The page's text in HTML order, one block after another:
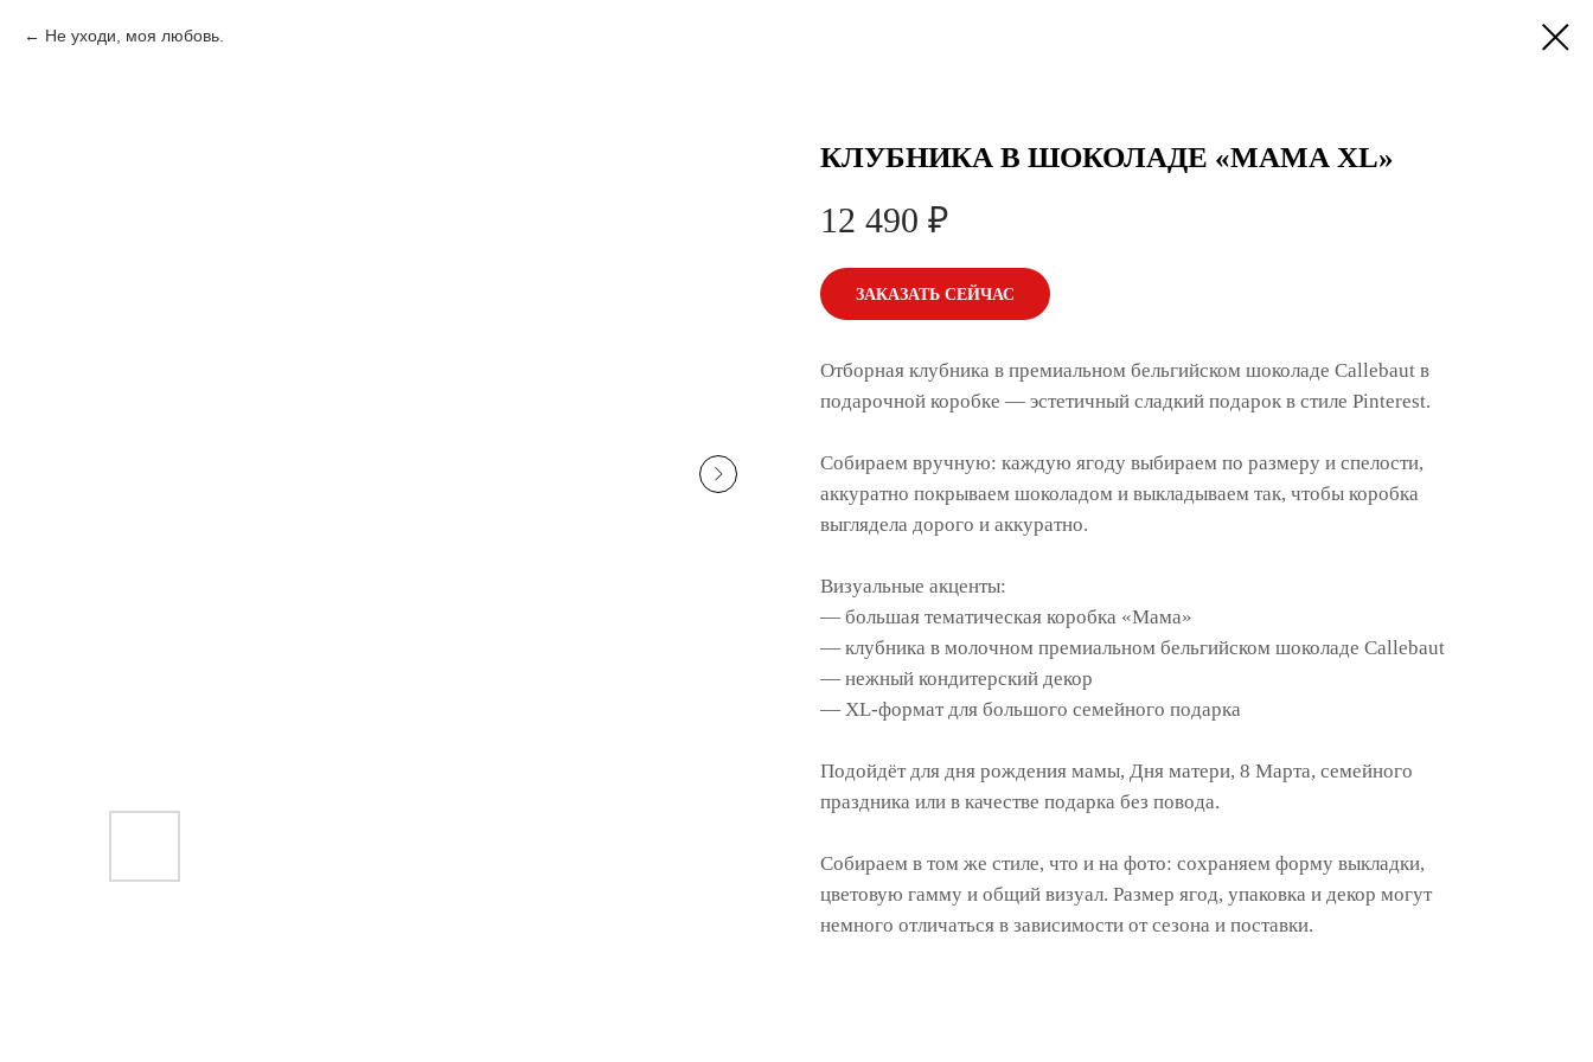
Не уходи, моя любовь.
КЛУБНИКА В ШОКОЛАДЕ «МАМА XL»
12 490 ₽
ЗАКАЗАТЬ СЕЙЧАС
Отборная клубника в премиальном бельгийском шоколаде Callebaut в
подарочной коробке — эстетичный сладкий подарок в стиле Pinterest.
Собираем вручную: каждую ягоду выбираем по размеру и спелости,
аккуратно покрываем шоколадом и выкладываем так, чтобы коробка
выглядела дорого и аккуратно.
Визуальные акценты:
— большая тематическая коробка «Мама»
— клубника в молочном премиальном бельгийском шоколаде Callebaut
— нежный кондитерский декор
— XL-формат для большого семейного подарка
Подойдёт для дня рождения мамы, Дня матери, 8 Марта, семейного
праздника или в качестве подарка без повода.
Собираем в том же стиле, что и на фото: сохраняем форму выкладки,
цветовую гамму и общий визуал. Размер ягод, упаковка и декор могут
немного отличаться в зависимости от сезона и поставки.